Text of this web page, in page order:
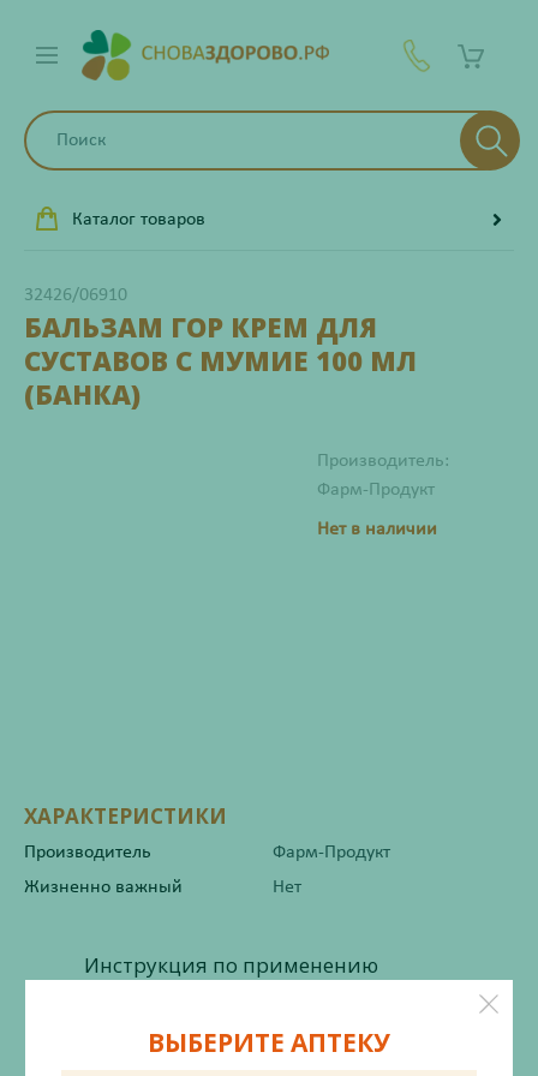
Каталог товаров
32426/06910
БАЛЬЗАМ ГОР КРЕМ ДЛЯ
СУСТАВОВ С МУМИЕ 100 МЛ
(БАНКА)
Производитель:
Фарм-Продукт
Нет в наличии
ХАРАКТЕРИСТИКИ
Производитель
Фарм-Продукт
Жизненно важный
Нет
Инструкция по применению
Состав
ВЫБЕРИТЕ АПТЕКУ